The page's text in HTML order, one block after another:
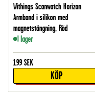
Withings Scanwatch Horizon
Armband i silikon med
magnetstängning, Röd
I lager
199 SEK
KÖP